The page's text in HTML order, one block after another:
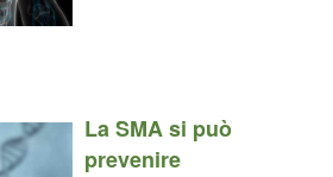
La SMA si può
prevenire